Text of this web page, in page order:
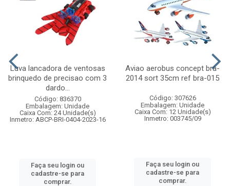
Luva lancadora de ventosas
brinquedo de precisao com 3
dardo...
Código: 836370
Embalagem: Unidade
Caixa Com: 24 Unidade(s)
Inmetro: ABCP-BRI-0404-2023-16
Faça seu login ou
cadastre-se para
comprar.
Aviao aerobus concept bra-
2014 sort 35cm ref bra-015
Código: 307626
Embalagem: Unidade
Caixa Com: 12 Unidade(s)
Inmetro: 003745/09
Faça seu login ou
cadastre-se para
comprar.